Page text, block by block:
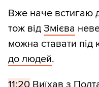
Вже наче встигаю
тож від Змієва
можна ставати
до людей.